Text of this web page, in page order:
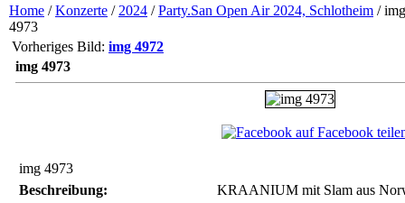
Home /Konzerte / 2024 /Party.San Open Air 2024, Schlotheim / img
4973
Vorheriges Bild: img 4972
img 4973
auf Facebook
img 4973
Beschreibung:
KRAANIUM mit Slam aus